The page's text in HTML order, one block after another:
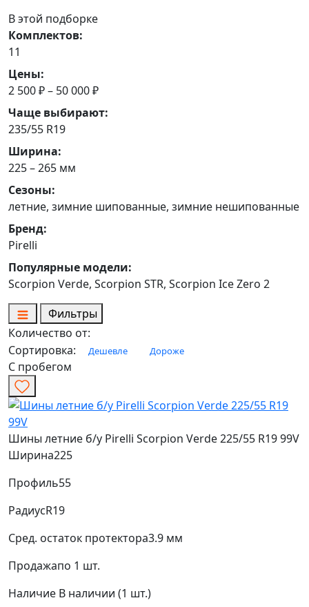
В этой подборке
Комплектов:
11
Цены:
2 500 ₽ – 50 000 ₽
Чаще выбирают:
235/55 R19
Ширина:
225 – 265 мм
Сезоны:
летние, зимние шипованные, зимние нешипованные
Бренд:
Pirelli
Популярные модели:
Scorpion Verde, Scorpion STR, Scorpion Ice Zero 2
Фильтры
Количество от:
Сортировка:
Дешевле Дороже
С пробегом
Шины летние б/у Pirelli Scorpion Verde 225/55 R19 99V
Ширина225
Профиль55
РадиусR19
Сред. остаток протектора3.9 мм
Продажапо 1 шт.
Наличие В наличии (1 шт.)